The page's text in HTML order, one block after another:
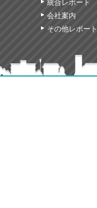
統合レポート
会社案内
その他レポート